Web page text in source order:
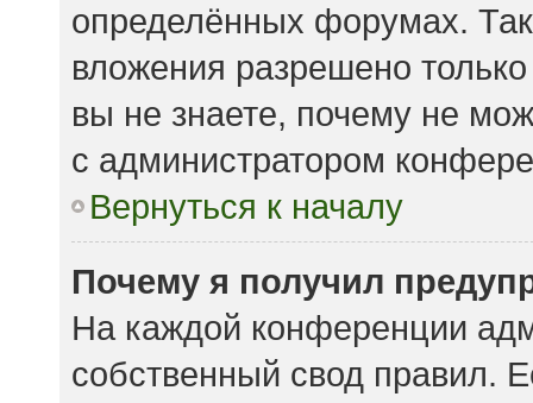
определённых форумах.
вложения разрешено
вы не знаете, почему не
с администратором
Вернуться к началу
Почему я получил
На каждой конференции
собственный свод правил.